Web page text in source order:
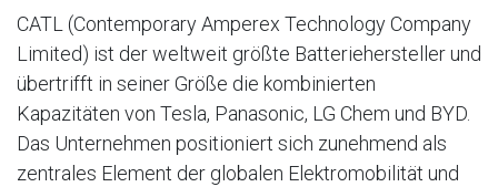
CATL (Contemporary Amperex Technology Company
Limited) ist der weltweit größte Batteriehersteller und
übertrifft in seiner Größe die kombinierten
Kapazitäten von Tesla, Panasonic, LG Chem und BYD.
Das Unternehmen positioniert sich zunehmend als
zentrales Element der globalen Elektromobilität und